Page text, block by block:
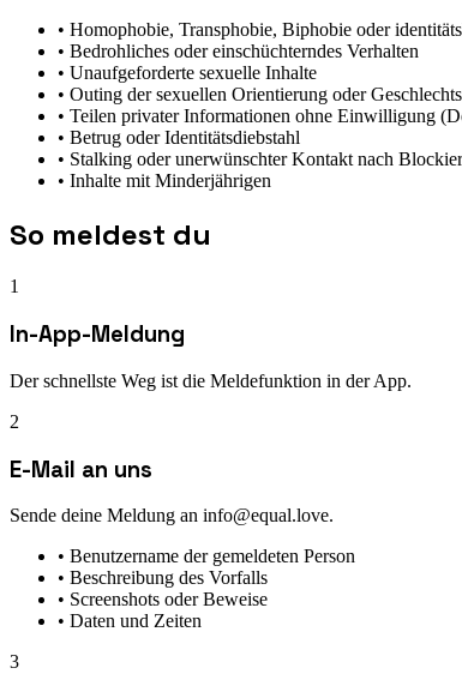
• Homophobie, Transphobie, Biphobie oder
• Bedrohliches oder einschüchterndes Verhalten
• Unaufgeforderte sexuelle Inhalte
• Outing der sexuellen Orientierung oder
• Teilen privater Informationen ohne Einwilligung
• Betrug oder Identitätsdiebstahl
• Stalking oder unerwünschter Kontakt nach
• Inhalte mit Minderjährigen
So meldest du
1
In-App-Meldung
Der schnellste Weg ist die Meldefunktion in der App.
2
E-Mail an uns
Sende deine Meldung an info@equal.love.
• Benutzername der gemeldeten Person
• Beschreibung des Vorfalls
• Screenshots oder Beweise
• Daten und Zeiten
3